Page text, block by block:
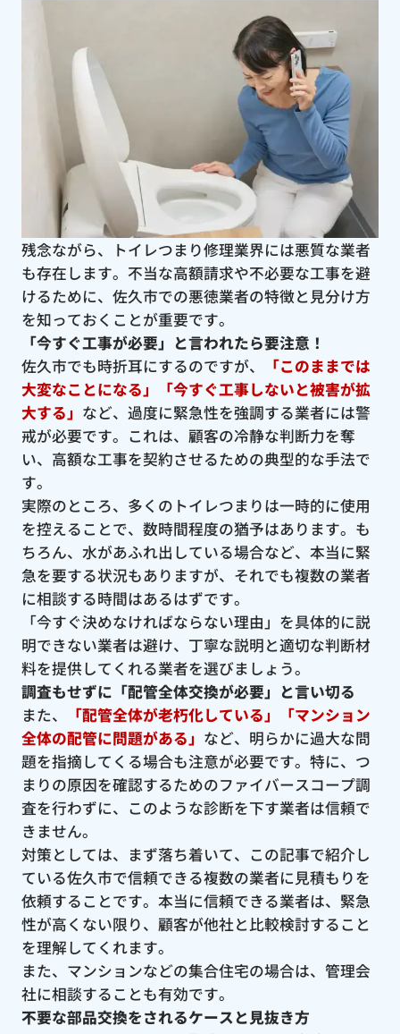
残念ながら、トイレつまり修理業界には悪質な業者
も存在します。不当な高額請求や不必要な工事を避
けるために、佐久市での悪徳業者の特徴と見分け方
を知っておくことが重要です。
「今すぐ工事が必要」と言われたら要注意！
佐久市でも時折耳にするのですが、
「このままでは
大変なことになる」「今すぐ工事しないと被害が拡
大する」 など、過度に緊急性を強調する業者には警
戒が必要です。これは、顧客の冷静な判断力を奪
い、高額な工事を契約させるための典型的な手法で
す。
実際のところ、多くのトイレつまりは一時的に使用
を控えることで、数時間程度の猶予はあります。も
ちろん、水があふれ出している場合など、本当に緊
急を要する状況もありますが、それでも複数の業者
に相談する時間はあるはずです。
「今すぐ決めなければならない理由」を具体的に説
明できない業者は避け、丁寧な説明と適切な判断材
料を提供してくれる業者を選びましょう。
調査もせずに「配管全体交換が必要」と言い切る
また、
「配管全体が老朽化している」「マンション
全体の配管に問題がある」 など、明らかに過大な問
題を指摘してくる場合も注意が必要です。特に、つ
まりの原因を確認するためのファイバースコープ調
査を行わずに、このような診断を下す業者は信頼で
きません。
対策としては、まず落ち着いて、この記事で紹介し
ている佐久市で信頼できる複数の業者に見積もりを
依頼することです。本当に信頼できる業者は、緊急
性が高くない限り、顧客が他社と比較検討すること
を理解してくれます。
また、マンションなどの集合住宅の場合は、管理会
社に相談することも有効です。
不要な部品交換をされるケースと見抜き方